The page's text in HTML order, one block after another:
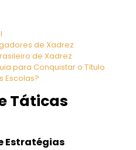
de Xadrez
de Xadrez
para Conquistar o Título
Escolas?
Táticas
Estratégias